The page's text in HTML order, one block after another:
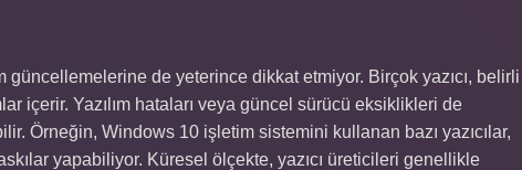
güncellemelerine de yeterince dikkat etmiyor. Birçok yazıcı, belirli
içerir. Yazılım hataları veya güncel sürücü eksiklikleri de
Örneğin, Windows 10 işletim sistemini kullanan bazı yazıcılar,
yapabiliyor. Küresel ölçekte, yazıcı üreticileri genellikle